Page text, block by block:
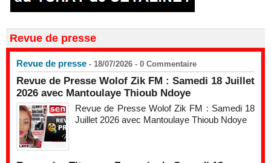
Revue de presse
Revue de presse - 18/07/2026 - 0 Commentaire
Revue de Presse Wolof Zik FM : Samedi 18 Juillet
2026 avec Mantoulaye Thioub Ndoye
Revue de Presse Wolof Zik FM : Samedi 18
Juillet 2026 avec Mantoulaye Thioub Ndoye